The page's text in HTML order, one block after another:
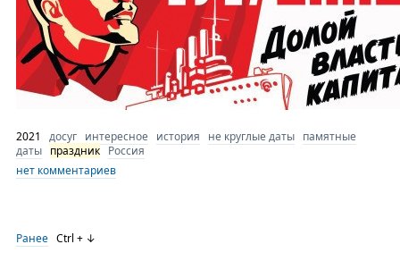
2021 досуг интересное история не круглые даты памятные
даты праздник Россия
нет комментариев
Ранее Ctrl + ↓